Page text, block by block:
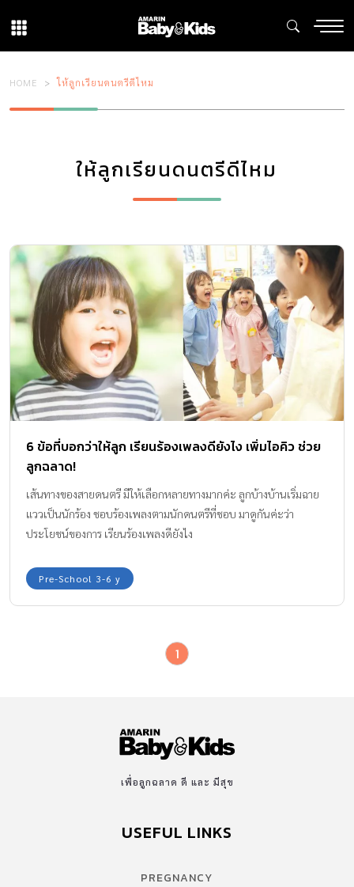
HOME ให้ลูกเรียนดนตรีดีไหม
ให้ลูกเรียนดนตรีดีไหม
6 ข้อที่บอกว่าให้ลูก เรียนร้องเพลงดียังไง เพิ่มไอคิว ช่วย
ลูกฉลาด!
เส้นทางของสายดนตรี มีให้เลือกหลายทางมากค่ะ ลูกบ้างบ้านเริ่มฉาย
แววเป็นนักร้อง ชอบร้องเพลงตามนักดนตรีที่ชอบ มาดูกันค่ะว่า
ประโยชน์ของการ เรียนร้องเพลงดียังไง
Pre-School 3-6 y
1
เพื่อลูกฉลาด ดี และ มีสุข
USEFUL LINKS
PREGNANCY